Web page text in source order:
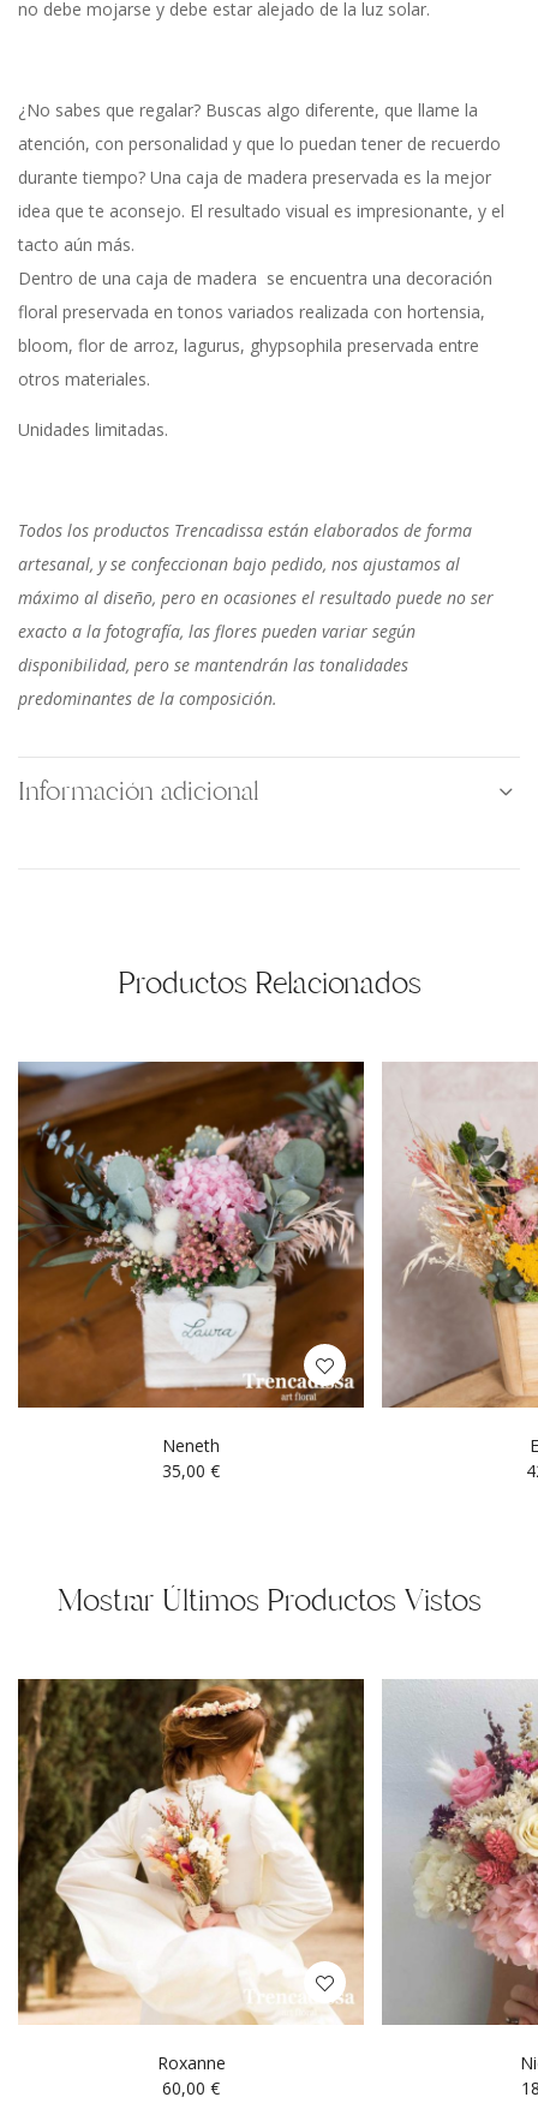
no debe mojarse y debe estar alejado de la luz solar.
¿No sabes que regalar? Buscas algo diferente, que llame la
atención, con personalidad y que lo puedan tener de recuerdo
durante tiempo? Una caja de madera preservada es la mejor
idea que te aconsejo. El resultado visual es impresionante, y el
tacto aún más.
Dentro de una caja de madera se encuentra una decoración
floral preservada en tonos variados realizada con hortensia,
bloom, flor de arroz, lagurus, ghypsophila preservada entre
otros materiales.
Unidades limitadas.
Todos los productos Trencadissa están elaborados de forma
artesanal, y se confeccionan bajo pedido, nos ajustamos al
máximo al diseño, pero en ocasiones el resultado puede no ser
exacto a la fotografía, las flores pueden variar según
disponibilidad, pero se mantendrán las tonalidades
predominantes de la composición.
Información adicional
Productos Relacionados
Neneth
35,00 €
Mostrar Últimos Productos Vistos
Roxanne
60,00 €